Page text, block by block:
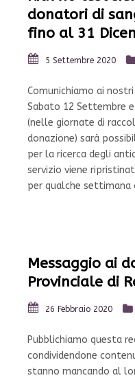
donatori di
fino al 31
5 Settembre 2020
Comunichiamo ai
Sabato 12 Settembre
(nelle giornate di
donazione) sarà
per la ricerca degli
servizio viene
per qualche settimana
Messaggio ai
Provinciale di
26 Febbraio 2020
Pubblichiamo questa
condividendone
stanno mancando al